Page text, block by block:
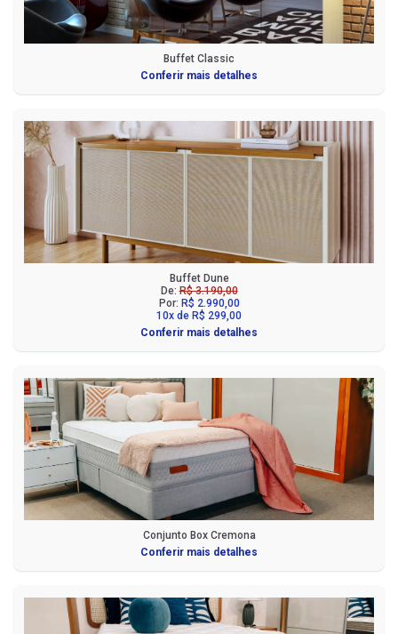
Buffet Classic
Conferir mais detalhes
Buffet Dune
De:R$ 3.190,00
Por: R$ 2.990,00
10x de R$ 299,00
Conferir mais detalhes
Conjunto Box Cremona
Conferir mais detalhes